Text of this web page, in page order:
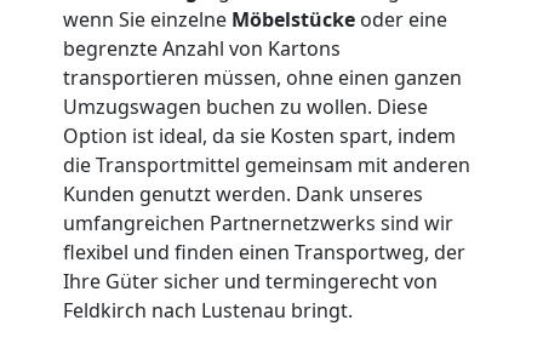
wenn Sie einzelne Möbelstücke oder eine
begrenzte Anzahl von Kartons
transportieren müssen, ohne einen ganzen
Umzugswagen buchen zu wollen. Diese
Option ist ideal, da sie Kosten spart, indem
die Transportmittel gemeinsam mit anderen
Kunden genutzt werden. Dank unseres
umfangreichen Partnernetzwerks sind wir
flexibel und finden einen Transportweg, der
Ihre Güter sicher und termingerecht von
Feldkirch nach Lustenau bringt.
Feldkirch
Privatumzug
Feldkirch
Tresortransport